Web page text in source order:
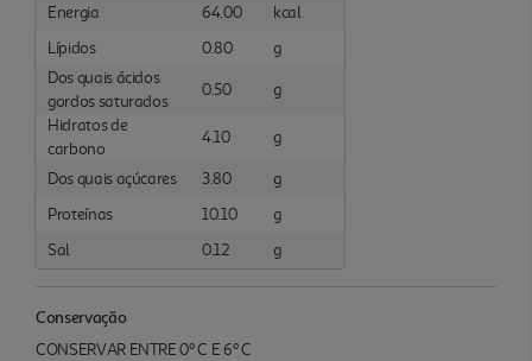
Energia
64.00
kcal
Lípidos
0.80
g
Dos quais ácidos
gordos saturados
0.50
g
Hidratos de
carbono
4.10 g
Dos quais açúcares 3.80
g
Proteínas
10.10
g
Sal
0.12 g
Conservação
CONSERVAR ENTRE 0º C E 6º C